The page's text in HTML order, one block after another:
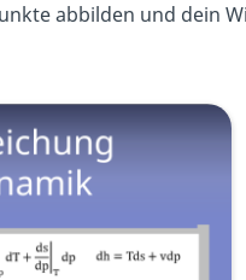
abbilden und dein